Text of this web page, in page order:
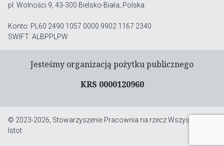
pl. Wolności 9, 43-300 Bielsko-Biała, Polska
Konto: PL60 2490 1057 0000 9902 1167 2340
SWIFT: ALBPPLPW
Jesteśmy organizacją pożytku publicznego
KRS 0000120960
© 2023-2026, Stowarzyszenie Pracownia na rzecz Wszystkich
Istot